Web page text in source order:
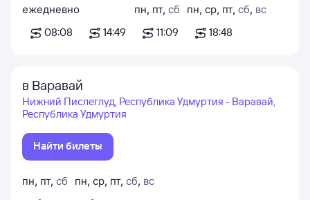
ежедневно
08:08
14:49
пн, пт, сб
11:09
пн, ср, пт, сб, вс
18:48
в Варавай
Нижний Пислеглуд, Республика Удмуртия - Варавай,
Республика Удмуртия
Найти билеты
пн, пт, сб
пн, ср, пт, сб, вс